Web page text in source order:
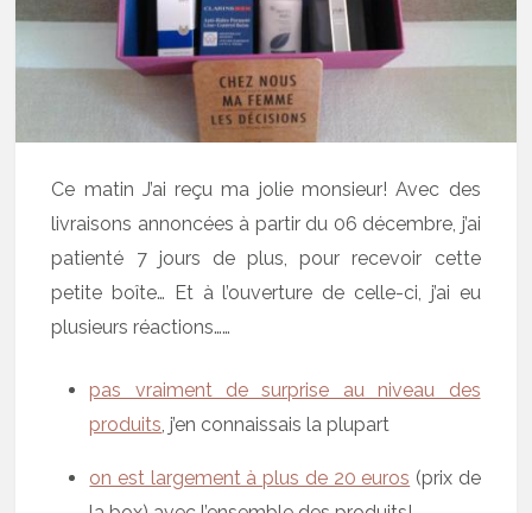
Ce matin J’ai reçu ma jolie monsieur! Avec des
livraisons annoncées à partir du 06 décembre, j’ai
patienté 7 jours de plus, pour recevoir cette
petite boîte… Et à l’ouverture de celle-ci, j’ai eu
plusieurs réactions……
pas vraiment de surprise au niveau des
produits , j’en connaissais la plupart
on est largement à plus de 20 euros (prix de